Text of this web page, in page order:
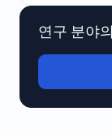
연구 분야